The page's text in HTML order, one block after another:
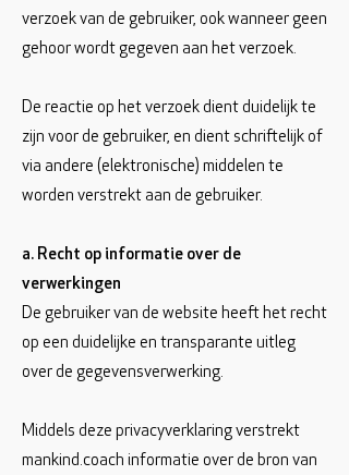
verzoek van de gebruiker, ook wanneer geen
gehoor wordt gegeven aan het verzoek.
De reactie op het verzoek dient duidelijk te
zijn voor de gebruiker, en dient schriftelijk of
via andere (elektronische) middelen te
worden verstrekt aan de gebruiker.
a. Recht op informatie over de
verwerkingen
De gebruiker van de website heeft het recht
op een duidelijke en transparante uitleg
over de gegevensverwerking.
Middels deze privacyverklaring verstrekt
mankind.coach informatie over de bron van